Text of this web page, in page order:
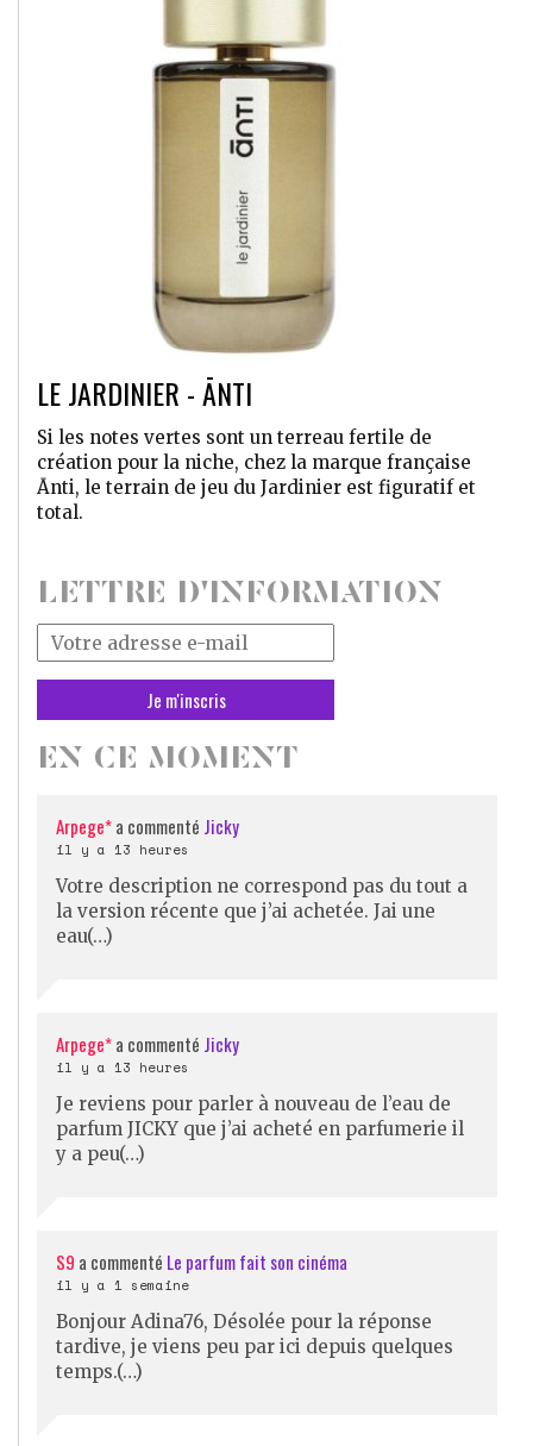
LE JARDINIER - ĀNTI
Si les notes vertes sont un terreau fertile de
création pour la niche, chez la marque française
Ānti, le terrain de jeu du Jardinier est figuratif et
total.
LETTRE D'INFORMATION
Votre
adresse
mail
*
EN CE MOMENT
Arpege*a commenté Jicky
il y a 13 heures
Votre description ne correspond pas du tout a
la version récente que j’ai achetée. Jai une
eau(…)
Arpege*a commenté Jicky
il y a 13 heures
Je reviens pour parler à nouveau de l’eau de
parfum JICKY que j’ai acheté en parfumerie il
y a peu(…)
S9 a commenté Le parfum fait son cinéma
il y a 1 semaine
Bonjour Adina76, Désolée pour la réponse
tardive, je viens peu par ici depuis quelques
temps.(…)